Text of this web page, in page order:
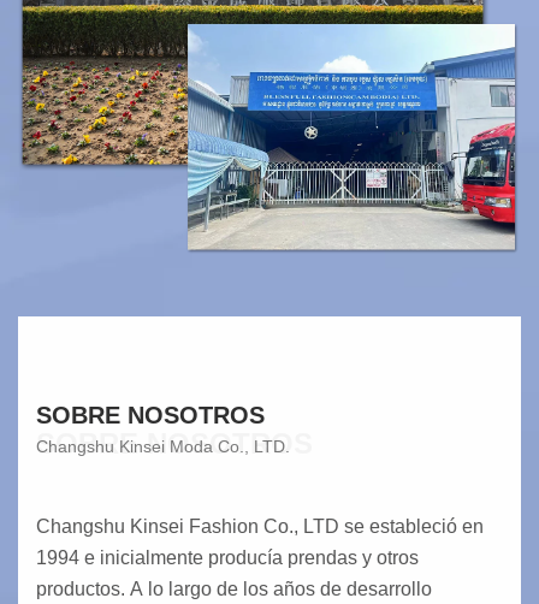
SOBRE NOSOTROS
SOBRE NOSOTROS
Changshu Kinsei Moda Co., LTD.
Changshu Kinsei Fashion Co., LTD se estableció en
1994 e inicialmente producía prendas y otros
productos. A lo largo de los años de desarrollo